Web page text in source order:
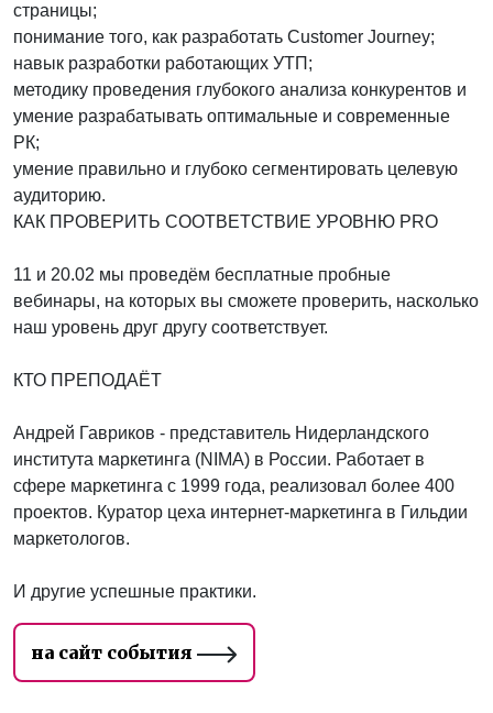
страницы;
понимание того, как разработать Customer Journey;
навык разработки работающих УТП;
методику проведения глубокого анализа конкурентов и
умение разрабатывать оптимальные и современные
РК;
умение правильно и глубоко сегментировать целевую
аудиторию.
КАК ПРОВЕРИТЬ СООТВЕТСТВИЕ УРОВНЮ PRO
11 и 20.02 мы проведём бесплатные пробные
вебинары, на которых вы сможете проверить, насколько
наш уровень друг другу соответствует.
КТО ПРЕПОДАЁТ
Андрей Гавриков - представитель Нидерландского
института маркетинга (NIMA) в России. Работает в
сфере маркетинга с 1999 года, реализовал более 400
проектов. Куратор цеха интернет-маркетинга в Гильдии
маркетологов.
И другие успешные практики.
на сайт события